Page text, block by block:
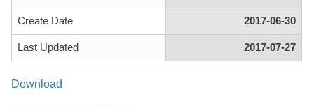
Create Date 2017-06-30
Last Updated 2017-07-27
Download